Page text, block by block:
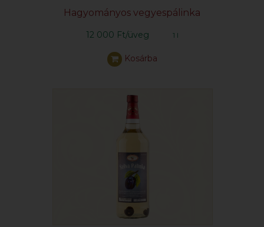
Hagyományos vegyespálinka
12 000 Ft/üveg 1 l
Kosárba